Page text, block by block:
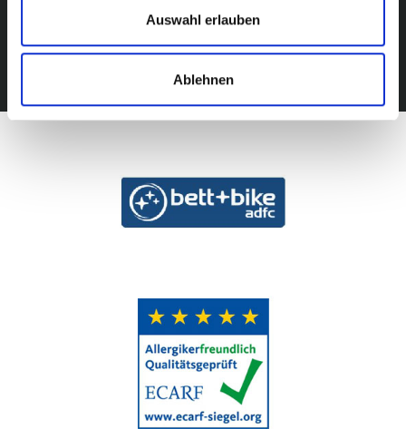
Auswahl erlauben
Ablehnen
info@fewoundmeer.de